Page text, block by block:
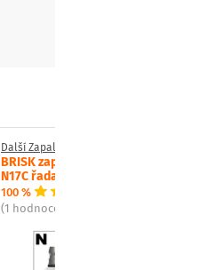
Další Zapalovací svíčky
BRISK zapalovací svíčka
N17C řada Super
100 %
(1 hodnocení)